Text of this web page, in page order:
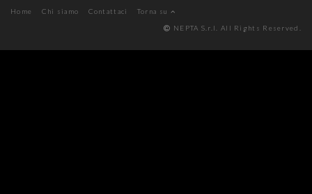
Home Chi siamo Contattaci
Torna su
NEPTA S.r.l. All Rights Reserved.